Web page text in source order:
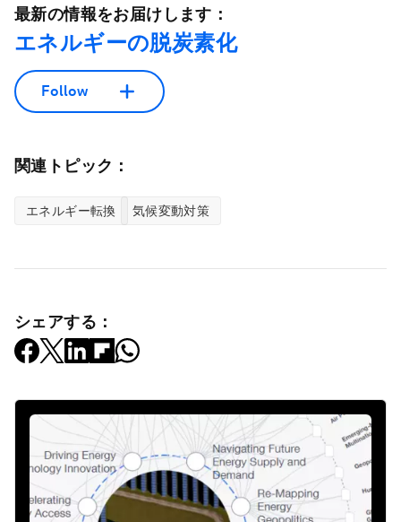
最新の情報をお届けします：
エネルギーの脱炭素化
Follow
関連トピック：
エネルギー転換 気候変動対策
シェアする：